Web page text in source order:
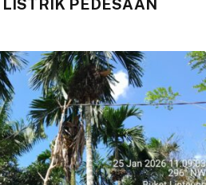
LISTRIK PEDESAAN